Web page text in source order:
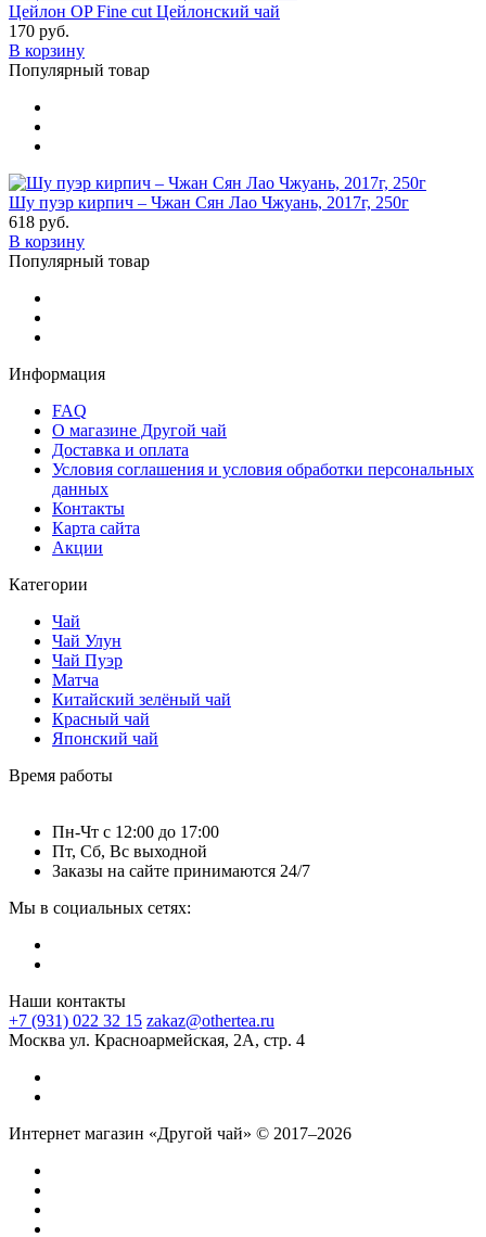
Цейлон OP Fine cut Цейлонский чай
170 руб.
В корзину
Популярный товар
Шу пуэр кирпич – Чжан Сян Лао Чжуань, 2017г, 250г
618 руб.
В корзину
Популярный товар
Информация
FAQ
О магазине Другой чай
Доставка и оплата
Условия соглашения и условия обработки персональных
данных
Контакты
Карта сайта
Акции
Категории
Чай
Чай Улун
Чай Пуэр
Матча
Китайский зелёный чай
Красный чай
Японский чай
Время работы
Пн-Чт c 12:00 до 17:00
Пт, Сб, Вс выходной
Заказы на сайте принимаются 24/7
Мы в социальных сетях:
Наши контакты
+7 (931) 022 32 15 zakaz@othertea.ru
Москва ул. Красноармейская, 2А, стр. 4
Интернет магазин «Другой чай» © 2017–2026